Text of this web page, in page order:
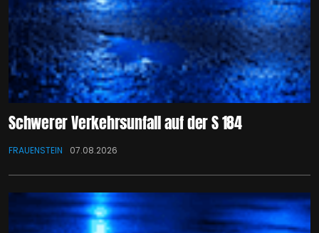
Schwerer Verkehrsunfall auf der S 184
FRAUENSTEIN 07.08.2026